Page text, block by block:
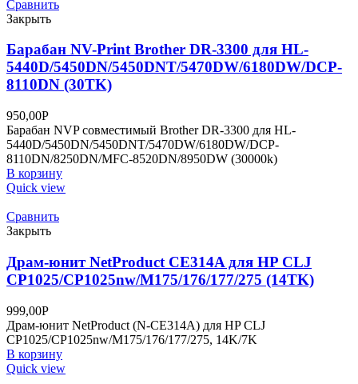
Сравнить
Закрыть
Барабан NV-Print Brother DR-3300 для HL-
5440D/5450DN/5450DNT/5470DW/6180DW/DCP-
8110DN (30TK)
950,00Р
Барабан NVP совместимый Brother DR-3300 для HL-
5440D/5450DN/5450DNT/5470DW/6180DW/DCP-
8110DN/8250DN/MFC-8520DN/8950DW (30000k)
В корзину
Quick view
Сравнить
Закрыть
Драм-юнит NetProduct CE314A для HP CLJ
CP1025/CP1025nw/M175/176/177/275 (14TK)
999,00Р
Драм-юнит NetProduct (N-CE314A) для HP CLJ
CP1025/CP1025nw/M175/176/177/275, 14K/7K
В корзину
Quick view